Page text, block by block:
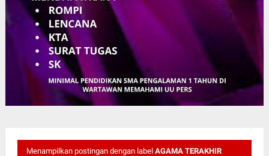
Menampilkan postingan dengan label AGAMA TERAKHIR